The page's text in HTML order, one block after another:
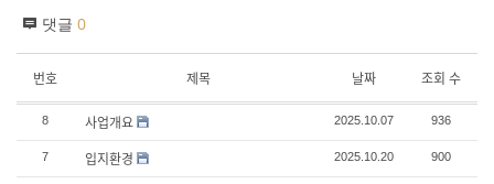
댓글 0
번호 제목 날짜 조회 수
8 사업개요 2025.10.07 936
7 입지환경 2025.10.20 900